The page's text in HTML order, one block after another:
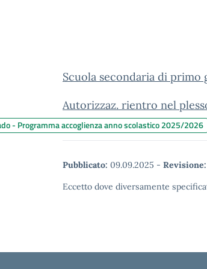
Scuola secondaria di primo
Autorizzaz. rientro nel
Pubblicato: 09.09.2025 - Revisione:
Eccetto dove diversamente
- Programma accoglienza anno scolastico 2025/2026